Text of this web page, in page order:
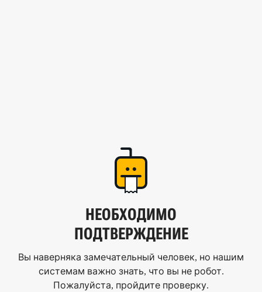
НЕОБХОДИМО
ПОДТВЕРЖДЕНИЕ
Вы наверняка замечательный человек, но нашим
системам важно знать, что вы не робот.
Пожалуйста, пройдите проверку.